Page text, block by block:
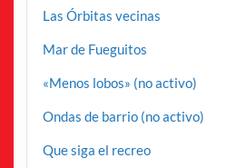
Las Órbitas vecinas
Mar de Fueguitos
«Menos lobos» (no activo)
Ondas de barrio (no activo)
Que siga el recreo